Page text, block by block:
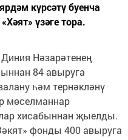
күрсәтү буенча
үзәге тора.
Нәзарәтенең
84 авыруга
һәм тернәкләнү
мөселманнар
хисабыннан җыелды.
фонды 400 авыруга